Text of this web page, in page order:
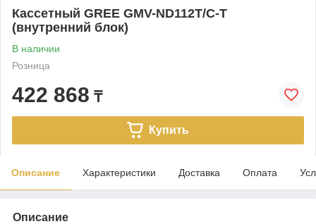
Кассетный GREE GMV-ND112T/C-T
(внутренний блок)
В наличии
Розница
422 868 ₸
Купить
Описание Характеристики Доставка Оплата
Описание